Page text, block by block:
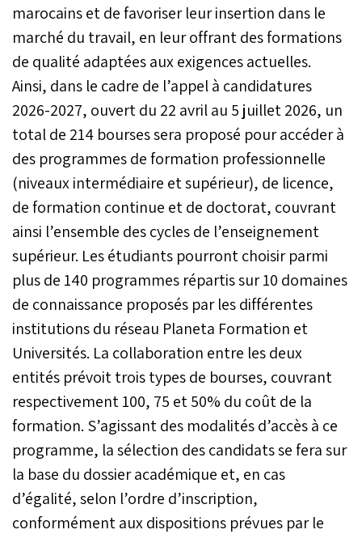
marocains et de favoriser leur insertion dans le
marché du travail, en leur offrant des formations
de qualité adaptées aux exigences actuelles.
Ainsi, dans le cadre de l’appel à candidatures
2026-2027, ouvert du 22 avril au 5 juillet 2026, un
total de 214 bourses sera proposé pour accéder à
des programmes de formation professionnelle
(niveaux intermédiaire et supérieur), de licence,
de formation continue et de doctorat, couvrant
ainsi l’ensemble des cycles de l’enseignement
supérieur. Les étudiants pourront choisir parmi
plus de 140 programmes répartis sur 10 domaines
de connaissance proposés par les différentes
institutions du réseau Planeta Formation et
Universités. La collaboration entre les deux
entités prévoit trois types de bourses, couvrant
respectivement 100, 75 et 50% du coût de la
formation. S’agissant des modalités d’accès à ce
programme, la sélection des candidats se fera sur
la base du dossier académique et, en cas
d’égalité, selon l’ordre d’inscription,
conformément aux dispositions prévues par le